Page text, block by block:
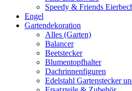
Speedy & Friends
Engel
Gartendekoration
Alles (Garten)
Balancer
Beetstecker
Blumentopfhalter
Dachrinnenfiguren
Edelstahl Gartenstecker